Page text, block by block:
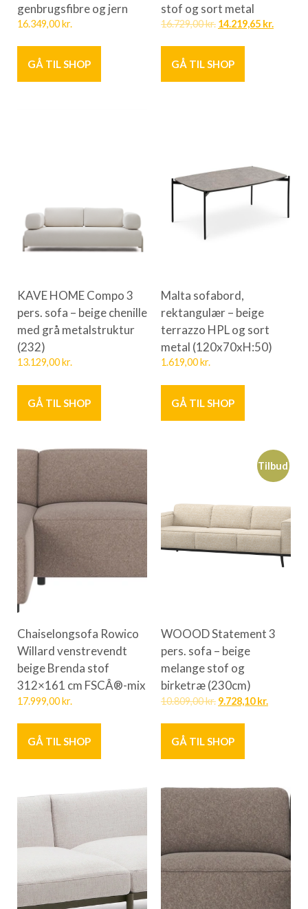
genbrugsfibre og jern
16.349,00kr.
GÅ TIL SHOP
stof og sort metal
16.729,00kr. 14.219,65 kr.
GÅ TIL SHOP
KAVE HOME Compo 3
pers. sofa – beige chenille
med grå metalstruktur
(232)
13.129,00 kr.
GÅ TIL SHOP
Malta sofabord,
rektangulær – beige
terrazzo HPL og sort
metal (120x70xH:50)
1.619,00 kr.
GÅ TIL SHOP
Chaiselongsofa Rowico
Willard venstrevendt
beige Brenda stof
312×161 cm FSCÂ®-mix
17.999,00kr.
GÅ TIL SHOP
Tilbud
WOOOD Statement 3
pers. sofa – beige
melange stof og
birketræ (230cm)
10.809,00kr. 9.728,10kr.
GÅ TIL SHOP